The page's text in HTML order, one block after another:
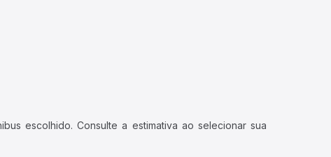
escolhido. Consulte a estimativa ao selecionar sua